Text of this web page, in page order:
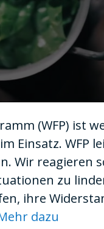
(WFP) ist
Einsatz. WFP
Wir reagieren
zu
ihre
dazu